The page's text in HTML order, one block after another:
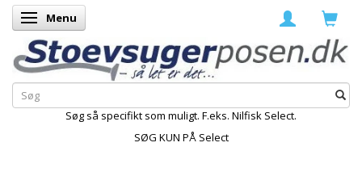
Skifte navigation
Menu
Søg så specifikt som muligt. F.eks. Nilfisk Select.
SØG KUN PÅ Select